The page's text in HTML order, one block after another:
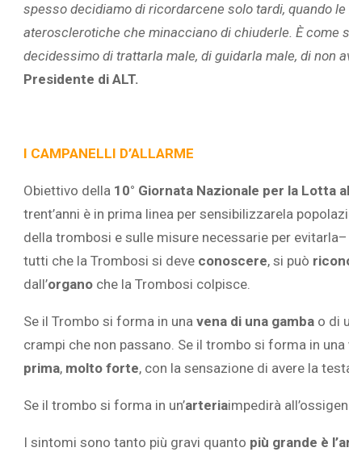
spesso decidiamo di ricordarcene solo tardi, quando
aterosclerotiche che minacciano di chiuderle. È come
decidessimo di trattarla male, di guidarla male, di non
Presidente di ALT.
I CAMPANELLI D’ALLARME
Obiettivo della 10° Giornata Nazionale per la Lotta
trent’anni è in prima linea per sensibilizzarela
della trombosi e sulle misure necessarie per
tutti che la Trombosi si deve conoscere, si può
dall’organo che la Trombosi colpisce.
Se il Trombo si forma in una vena di una gamba o di
crampi che non passano. Se il trombo si forma in una
prima, molto forte, con la sensazione di avere la
Se il trombo si forma in un’arteriaimpedirà
I sintomi sono tanto più gravi quanto più grande è